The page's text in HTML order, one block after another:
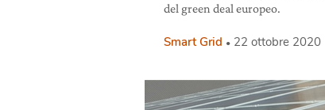
del green deal europeo.
Smart Grid 22 ottobre 2020